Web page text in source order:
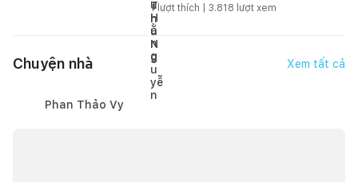
1lượt thích | 3.818 lượt xem
Chuyện nhà Xem tất cả
Phan Thảo Vy